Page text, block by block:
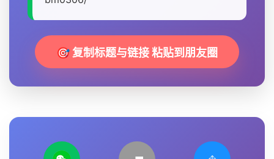
🎯 复制标题与链接 粘贴到朋友圈